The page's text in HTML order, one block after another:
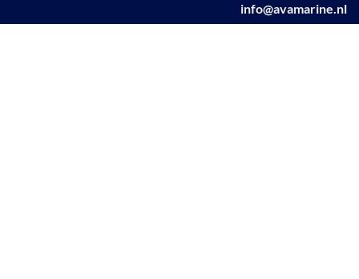
info@avamarine.nl